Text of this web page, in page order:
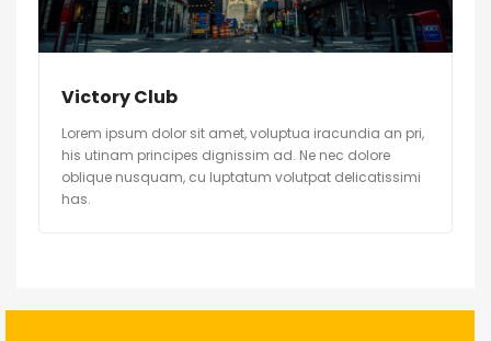
Victory Club
Lorem ipsum dolor sit amet, voluptua iracundia an pri,
his utinam principes dignissim ad. Ne nec dolore
oblique nusquam, cu luptatum volutpat delicatissimi
has.